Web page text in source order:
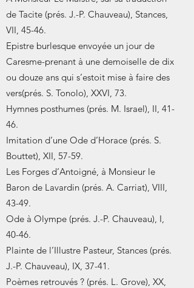
de Tacite (prés. J.-P. Chauveau), Stances,
VII, 45-46.
Epistre burlesque envoyée un jour de
Caresme-prenant à une demoiselle de dix
ou douze ans qui s’estoit mise à faire des
vers(prés. S. Tonolo), XXVI, 73.
Hymnes posthumes (prés. M. Israel), II, 41-
46.
Imitation d’une Ode d’Horace (prés. S.
Bouttet), XII, 57-59.
Les Forges d’Antoigné, à Monsieur le
Baron de Lavardin (prés. A. Carriat), VIII,
43-49.
Ode à Olympe (prés. J.-P. Chauveau), I,
40-46.
Plainte de l’Illustre Pasteur, Stances (prés.
J.-P. Chauveau), IX, 37-41.
Poèmes retrouvés ? (prés. L. Grove), XX,